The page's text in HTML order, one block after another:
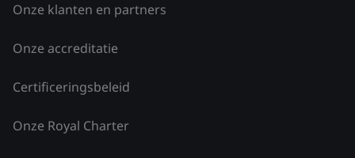
Onze klanten en partners
Onze accreditatie
Certificeringsbeleid
Onze Royal Charter